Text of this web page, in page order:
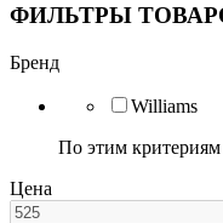
ФИЛЬТРЫ
Бренд
Williams
По этим
Цена